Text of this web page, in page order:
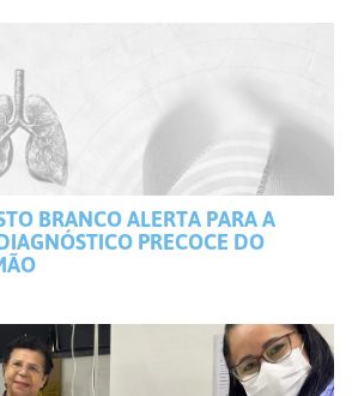
BRANCO ALERTA PARA A
PRECOCE DO